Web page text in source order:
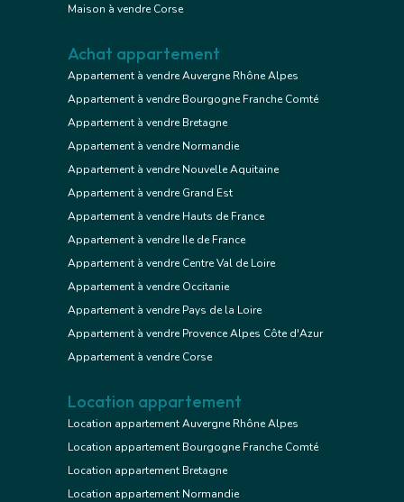
Maison à vendre Corse
Achat appartement
Appartement à vendre Auvergne Rhône Alpes
Appartement à vendre Bourgogne Franche Comté
Appartement à vendre Bretagne
Appartement à vendre Normandie
Appartement à vendre Nouvelle Aquitaine
Appartement à vendre Grand Est
Appartement à vendre Hauts de France
Appartement à vendre Ile de France
Appartement à vendre Centre Val de Loire
Appartement à vendre Occitanie
Appartement à vendre Pays de la Loire
Appartement à vendre Provence Alpes Côte d'Azur
Appartement à vendre Corse
Location appartement
Location appartement Auvergne Rhône Alpes
Location appartement Bourgogne Franche Comté
Location appartement Bretagne
Location appartement Normandie